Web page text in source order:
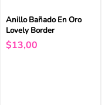
Anillo Bañado En Oro
Lovely Border
$13,00